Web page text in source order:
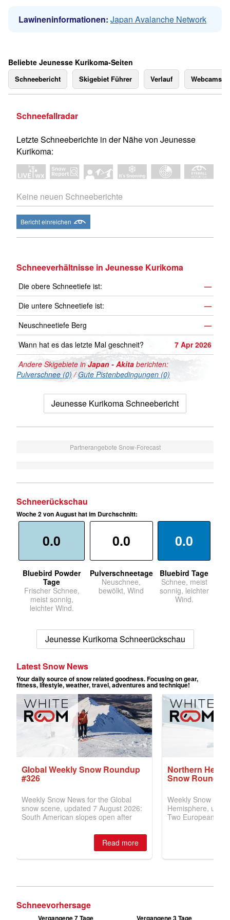
Lawineninformationen: Japan Avalanche Network
Beliebte Jeunesse Kurikoma-Seiten
Schneebericht Skigebiet Führer Verlauf Webcams
Schneefallradar
Letzte Schneeberichte in der Nähe von Jeunesse
Kurikoma:
Keine neuen Schneeberichte
Bericht einreichen
Schneeverhältnisse in Jeunesse Kurikoma
Die obere Schneetiefe ist:
—
Die untere Schneetiefe ist:
—
Neuschneetiefe Berg
—
Wann hat es das letzte Mal geschneit?
7 Apr 2026
Andere Skigebiete inJapan - Akita berichten:
Pulverschnee (0)/Gute Pistenbedingungen (0)
Jeunesse Kurikoma Schneebericht
Partnerangebote Snow-Forecast
Schneerückschau
Woche 2 von August hat im Durchschnitt:
0.0
Bluebird Powder
Tage
Frischer Schnee,
meist sonnig,
leichter Wind.
0.0
Pulverschneetage
Neuschnee,
bewölkt, Wind
0.0
Bluebird Tage
Schnee, meist
sonnig, leichter
Wind.
Jeunesse Kurikoma Schneerückschau
Schneevorhersage
Vergangene 7 Tage Vergangene 3 Tage